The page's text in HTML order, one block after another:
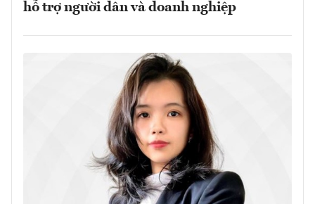
hỗ trợ người dân và doanh nghiệp